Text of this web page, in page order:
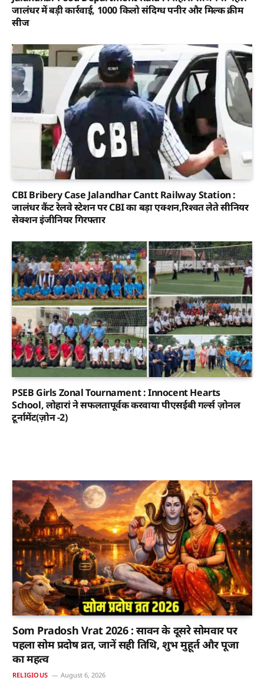
जालंधर में बड़ी कार्रवाई, 1000 किलो संदिग्ध पनीर और मिल्क क्रीम
सीज
CBI Bribery Case Jalandhar Cantt Railway Station :
जालंधर कैंट रेलवे स्टेशन पर CBI का बड़ा एक्शन,रिश्वत लेते सीनियर
सेक्शन इंजीनियर गिरफ्तार
PSEB Girls Zonal Tournament : Innocent Hearts
School, लोहारां ने सफलतापूर्वक करवाया पीएसईबी गर्ल्स ज़ोनल
टूर्नामेंट(ज़ोन -2)
Som Pradosh Vrat 2026 : सावन के दूसरे सोमवार पर
पहला सोम प्रदोष व्रत, जानें सही तिथि, शुभ मुहूर्त और पूजा
का महत्व
RELIGIOUS August 6, 2026